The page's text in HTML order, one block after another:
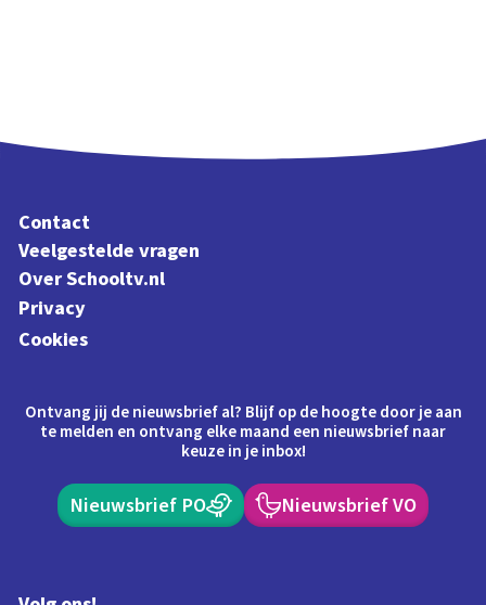
Contact
Veelgestelde vragen
Over Schooltv.nl
Privacy
Cookies
Ontvang jij de nieuwsbrief al? Blijf op de hoogte door je aan
te melden en ontvang elke maand een nieuwsbrief naar
keuze in je inbox!
Nieuwsbrief PO Nieuwsbrief VO